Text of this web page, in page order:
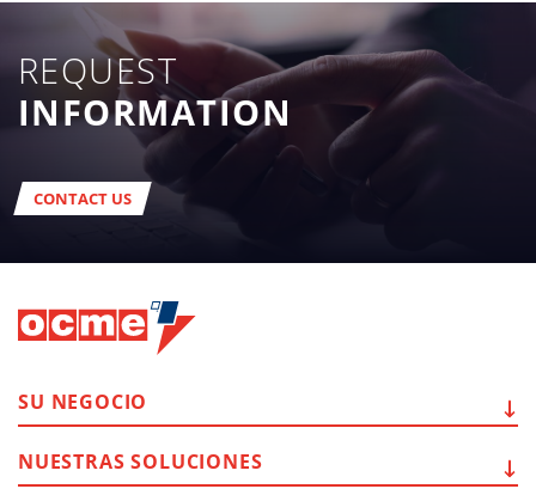
REQUEST
INFORMATION
CONTACT US
SU NEGOCIO
NUESTRAS SOLUCIONES